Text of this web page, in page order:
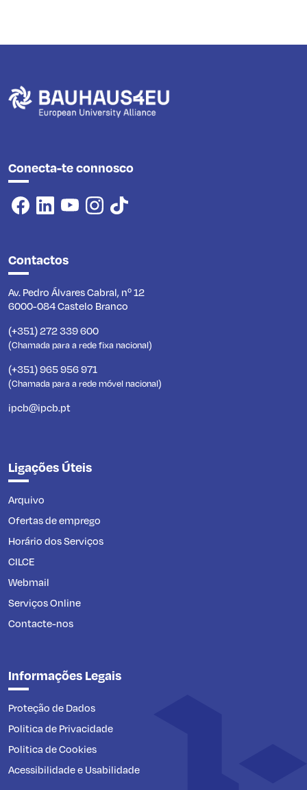
Conecta-te connosco
Contactos
Av. Pedro Álvares Cabral, nº 12
6000-084 Castelo Branco
(+351) 272 339 600
(Chamada para a rede fixa nacional)
(+351) 965 956 971
(Chamada para a rede móvel nacional)
ipcb@ipcb.pt
Ligações Úteis
Arquivo
Ofertas de emprego
Horário dos Serviços
CILCE
Webmail
Serviços Online
Contacte-nos
Informações Legais
Proteção de Dados
Politica de Privacidade
Politica de Cookies
Acessibilidade e Usabilidade